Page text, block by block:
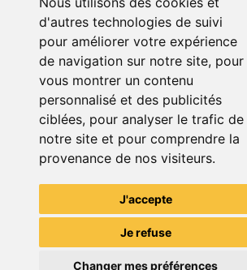
d'autres technologies de suivi
pour améliorer votre expérience
de navigation sur notre site, pour
vous montrer un contenu
personnalisé et des publicités
ciblées, pour analyser le trafic de
notre site et pour comprendre la
provenance de nos visiteurs.
J'accepte
Je refuse
Changer mes préférences
1.50€ 0
Lot de 2 magnets BAKUGAN
10.00€
Voir tous les articles du
Grenier du Geek
Télécharge notre app pour une
Télécharger l'app